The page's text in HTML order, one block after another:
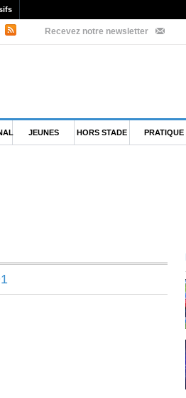
Recevez notre newsletter
JEUNES HORS STADE PRATIQUE